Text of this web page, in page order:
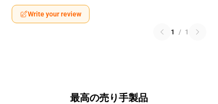
Write your review
1 / 1
最高の売り手製品